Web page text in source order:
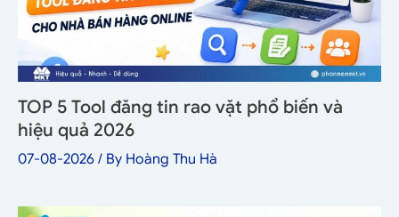
TOP 5 Tool đăng tin rao vặt phổ biến và
hiệu quả 2026
07-08-2026 / By Hoàng Thu Hà